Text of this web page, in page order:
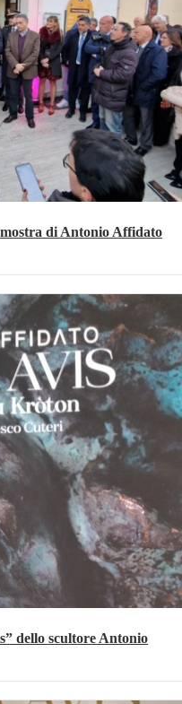
di Antonio Affidato
dello scultore Antonio